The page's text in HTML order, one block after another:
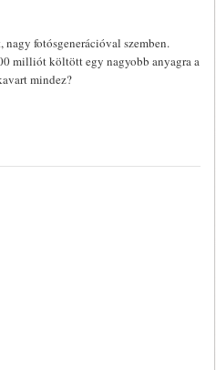
fotósgenerációval szemben.
milliót költött egy nagyobb anyagra a
mindez?